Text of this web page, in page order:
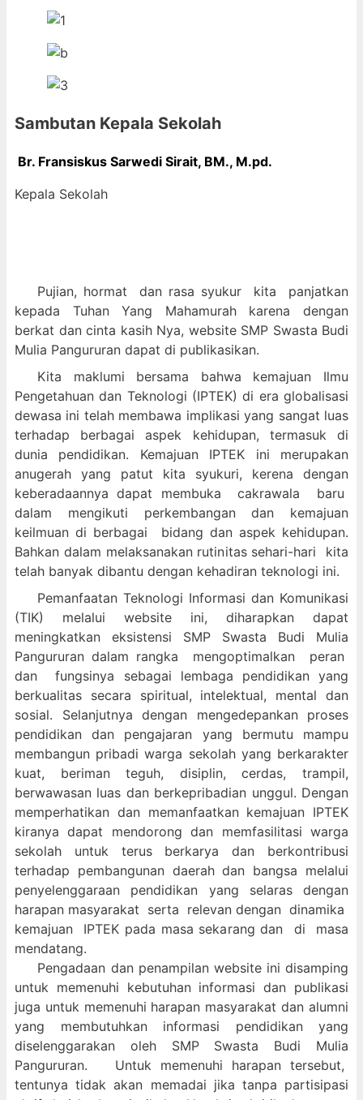
Sambutan Kepala Sekolah
Br. Fransiskus Sarwedi Sirait, BM., M.pd.
Kepala Sekolah
Pujian, hormat dan rasa syukur kita panjatkan
kepada Tuhan Yang Mahamurah karena dengan
berkat dan cinta kasih Nya, website SMP Swasta Budi
Mulia Pangururan dapat di publikasikan.
Kita maklumi bersama bahwa kemajuan Ilmu
Pengetahuan dan Teknologi (IPTEK) di era globalisasi
dewasa ini telah membawa implikasi yang sangat luas
terhadap berbagai aspek kehidupan, termasuk di
dunia pendidikan. Kemajuan IPTEK ini merupakan
anugerah yang patut kita syukuri, kerena dengan
keberadaannya dapat membuka cakrawala baru
dalam mengikuti perkembangan dan kemajuan
keilmuan di berbagai bidang dan aspek kehidupan.
Bahkan dalam melaksanakan rutinitas sehari-hari kita
telah banyak dibantu dengan kehadiran teknologi ini.
Pemanfaatan Teknologi Informasi dan Komunikasi
(TIK) melalui website ini, diharapkan dapat
meningkatkan eksistensi SMP Swasta Budi Mulia
Pangururan dalam rangka mengoptimalkan peran
dan fungsinya sebagai lembaga pendidikan yang
berkualitas secara spiritual, intelektual, mental dan
sosial. Selanjutnya dengan mengedepankan proses
pendidikan dan pengajaran yang bermutu mampu
membangun pribadi warga sekolah yang berkarakter
kuat, beriman teguh, disiplin, cerdas, trampil,
berwawasan luas dan berkepribadian unggul. Dengan
memperhatikan dan memanfaatkan kemajuan IPTEK
kiranya dapat mendorong dan memfasilitasi warga
sekolah untuk terus berkarya dan berkontribusi
terhadap pembangunan daerah dan bangsa melalui
penyelenggaraan pendidikan yang selaras dengan
harapan masyarakat serta relevan dengan dinamika
kemajuan IPTEK pada masa sekarang dan di masa
mendatang.
Pengadaan dan penampilan website ini disamping
untuk memenuhi kebutuhan informasi dan publikasi
juga untuk memenuhi harapan masyarakat dan alumni
yang membutuhkan informasi pendidikan yang
diselenggarakan oleh SMP Swasta Budi Mulia
Pangururan. Untuk memenuhi harapan tersebut,
tentunya tidak akan memadai jika tanpa partisipasi